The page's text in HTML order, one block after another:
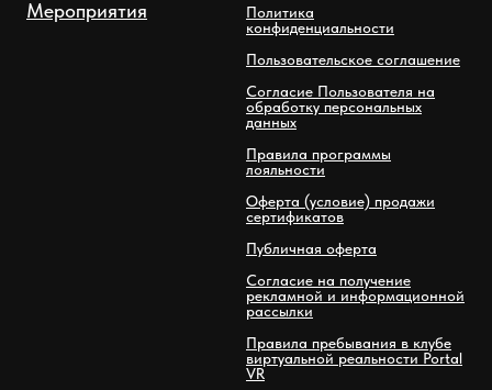
Мероприятия
Политика
конфиденциальности
Пользовательское соглашение
Согласие Пользователя на
обработку персональных
данных
Правила программы
лояльности
Оферта (условие) продажи
сертификатов
Публичная оферта
Согласие на получение
рекламной и информационной
рассылки
Правила пребывания в клубе
виртуальной реальности Portal
VR